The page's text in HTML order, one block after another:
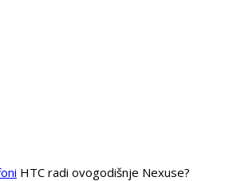
HTC radi ovogodišnje Nexuse?